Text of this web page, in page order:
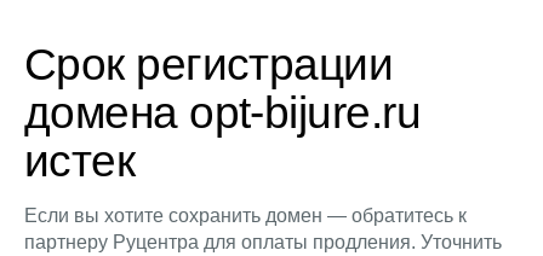
Срок регистрации
домена opt-bijure.ru
истек
Если вы хотите сохранить домен — обратитесь к
партнеру Руцентра для оплаты продления. Уточнить